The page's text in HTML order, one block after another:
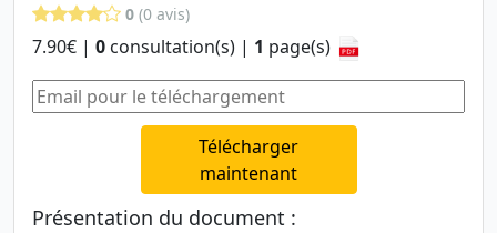
0 (0 avis)
7.90€ | 0 consultation(s) | 1 page(s)
Télécharger
maintenant
Présentation du document :